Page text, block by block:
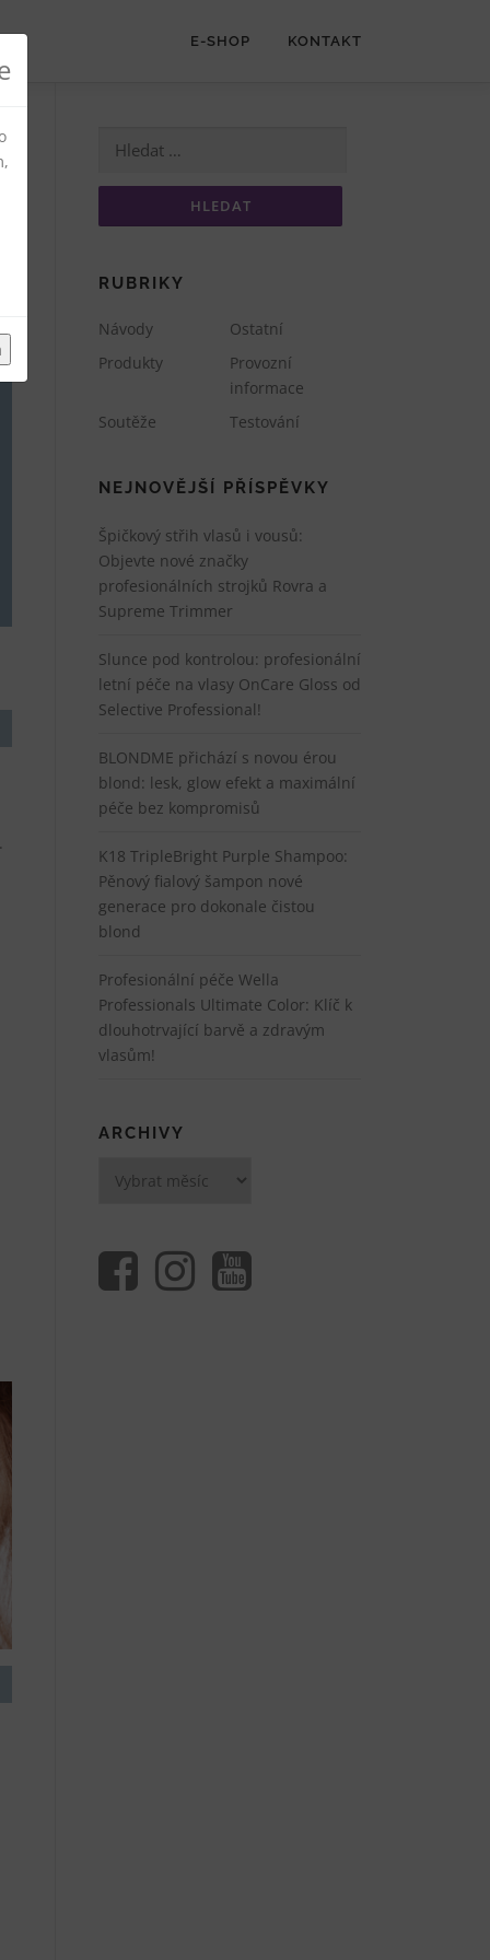
E-SHOP KONTAKT
Vyhledávání
RUBRIKY
Návody
Ostatní
Produkty
Provozní
informace
Soutěže
Testování
NEJNOVĚJŠÍ PŘÍSPĚVKY
Špičkový střih vlasů i vousů:
Objevte nové značky
profesionálních strojků Rovra a
Supreme Trimmer
Slunce pod kontrolou: profesionální
letní péče na vlasy OnCare Gloss od
Selective Professional!
BLONDME přichází s novou érou
blond: lesk, glow efekt a maximální
péče bez kompromisů
K18 TripleBright Purple Shampoo:
Pěnový fialový šampon nové
generace pro dokonale čistou
blond
Profesionální péče Wella
Professionals Ultimate Color: Klíč k
dlouhotrvající barvě a zdravým
vlasům!
ARCHIVY